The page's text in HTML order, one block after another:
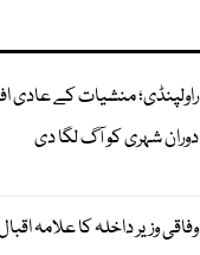
راولپنڈی؛ منشیات کے عادی
دوران شہری کو آگ لگا دی
وفاقی وزیر داخلہ کا علامہ